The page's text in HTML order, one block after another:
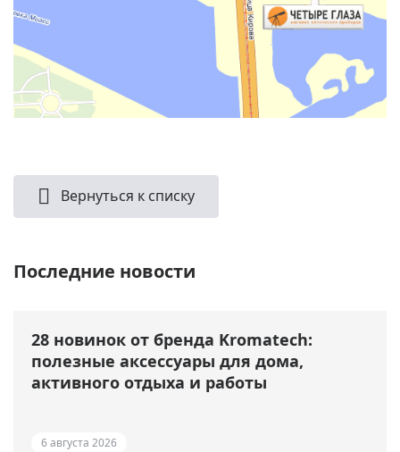
Вернуться к списку
Последние новости
28 новинок от бренда Kromatech:
полезные аксессуары для дома,
активного отдыха и работы
6 августа 2026